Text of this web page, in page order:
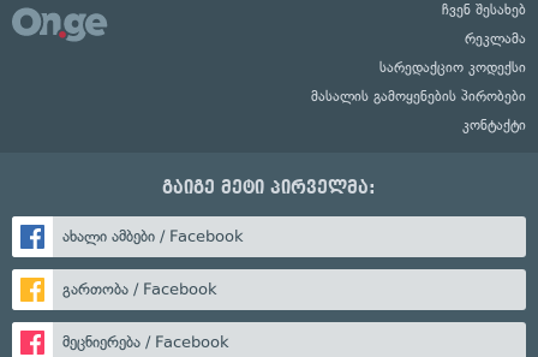
ჩვენ შესახებ
რეკლამა
სარედაქციო კოდექსი
მასალის გამოყენების პირობები
კონტაქტი
გაიგე მეტი პირველმა:
ახალი ამბები / Facebook
გართობა / Facebook
მეცნიერება / Facebook